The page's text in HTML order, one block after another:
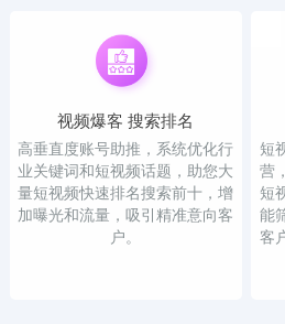
视频爆客 搜索排名
高垂直度账号助推，系统优化行
业关键词和短视频话题，助您大
量短视频快速排名搜索前十，增
加曝光和流量，吸引精准意向客
户。
短
营
短
能
客